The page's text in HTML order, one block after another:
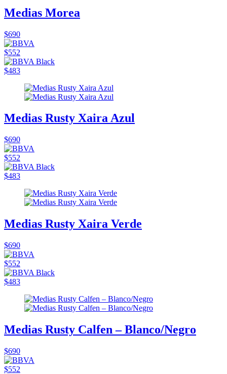
Medias Morea
$690
$552
$483
Medias Rusty Xaira Azul
$690
$552
$483
Medias Rusty Xaira Verde
$690
$552
$483
Medias Rusty Calfen – Blanco/Negro
$690
$552